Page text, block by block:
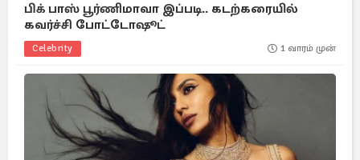
பிக் பாஸ் பூர்ணிமாவா இப்படி.. கடற்கரையில்
கவர்ச்சி போட்டோஷூட்
Celebrity 1 வாரம் முன்